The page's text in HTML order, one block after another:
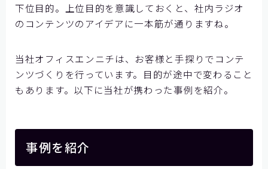
下位目的。上位目的を意識しておくと、社内ラジオ
のコンテンツのアイデアに一本筋が通りますね。
当社オフィスエンニチは、お客様と手探りでコンテ
ンツづくりを行っています。目的が途中で変わること
もあります。以下に当社が携わった事例を紹介。
事例を紹介